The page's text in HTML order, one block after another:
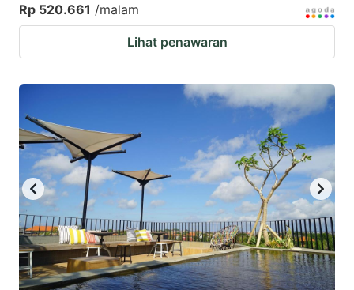
Rp 520.661 /malam
Lihat penawaran